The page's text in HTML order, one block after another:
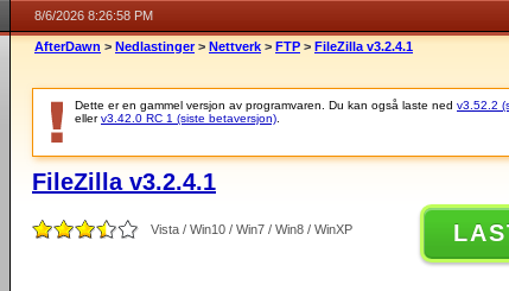
8/6/2026 8:26:58 PM
AfterDawn > Nedlastinger > Nettverk > FTP > FileZilla v3.2.4.1
Dette er en gammel versjon av programvaren. Du kan også laste ned v3.52.2
ellerv3.42.0 RC 1 (siste betaversjon)
FileZilla v3.2.4.1
Vista / Win10 / Win7 / Win8 / WinXP